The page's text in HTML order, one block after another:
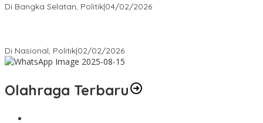
Di Bangka Selatan, Politik|04/02/2026
Di Nasional, Politik|02/02/2026
Olahraga Terbaru